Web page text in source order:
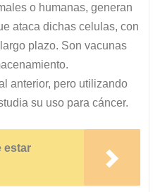
o humanas, generan
ataca dichas celulas, con
plazo. Son vacunas
anterior, pero utilizando
su uso para cáncer.
estar